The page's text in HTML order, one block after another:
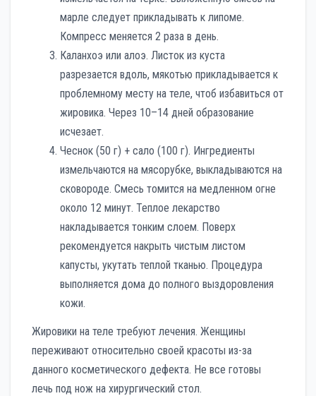
марле следует прикладывать к липоме.
Компресс меняется 2 раза в день.
Каланхоэ или алоэ. Листок из куста
разрезается вдоль, мякотью прикладывается к
проблемному месту на теле, чтоб избавиться от
жировика. Через 10–14 дней образование
исчезает.
Чеснок (50 г) + сало (100 г). Ингредиенты
измельчаются на мясорубке, выкладываются на
сковороде. Смесь томится на медленном огне
около 12 минут. Теплое лекарство
накладывается тонким слоем. Поверх
рекомендуется накрыть чистым листом
капусты, укутать теплой тканью. Процедура
выполняется дома до полного выздоровления
кожи.
Жировики на теле требуют лечения. Женщины
переживают относительно своей красоты из-за
данного косметического дефекта. Не все готовы
лечь под нож на хирургический стол.